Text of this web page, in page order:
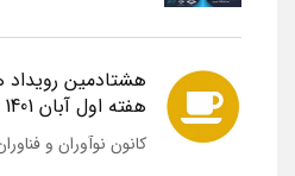
هشتادمین رویداد
هفته اول آبان 1401 برگزار می شود
کانون نوآوران و